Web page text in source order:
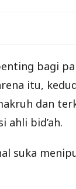
bagi
itu,
dan
bid’ah.
suka